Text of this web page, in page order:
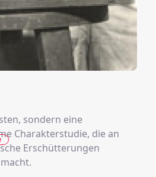
sondern eine
Charakterstudie, die an
Erschütterungen